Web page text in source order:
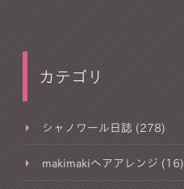
カテゴリ
シャノワール日誌 (278)
makimakiヘアアレンジ (16)